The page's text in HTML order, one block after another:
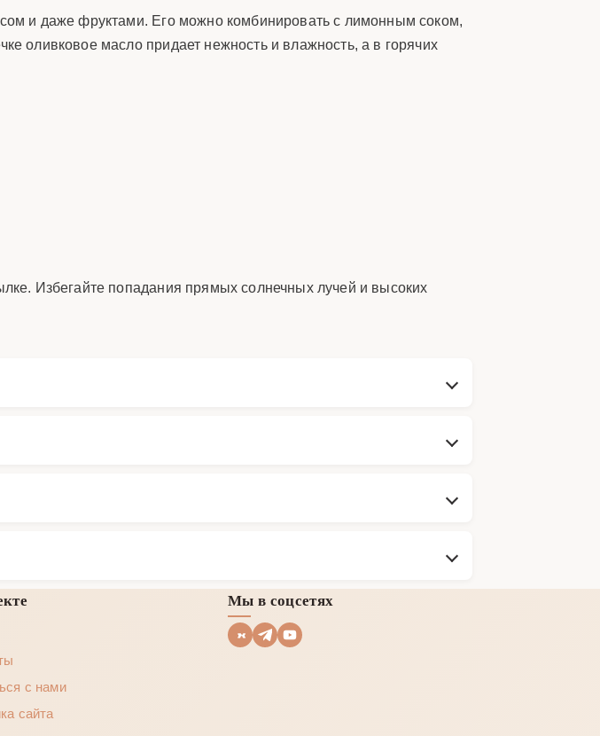
и даже фруктами. Его можно комбинировать с лимонным соком,
оливковое масло придает нежность и влажность, а в горячих
Избегайте попадания прямых солнечных лучей и высоких
с нами
сайта
Мы в соцсетях